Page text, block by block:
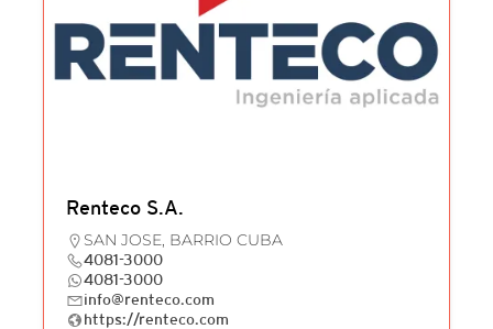
Renteco S.A.
SAN JOSE, BARRIO CUBA
4081-3000
4081-3000
info@renteco.com
https://renteco.com